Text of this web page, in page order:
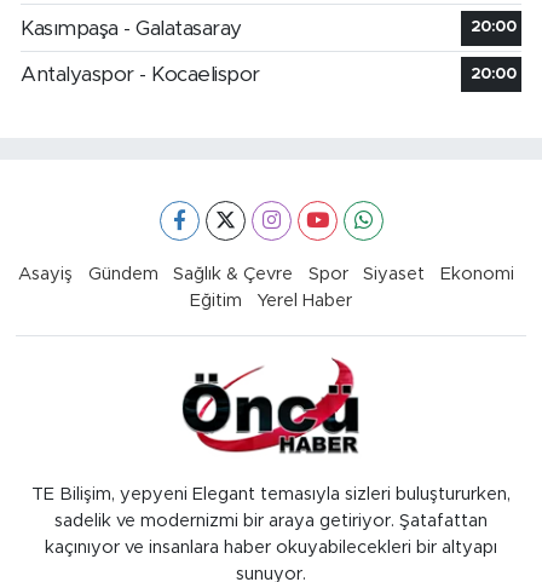
Kasımpaşa - Galatasaray 20:00
Antalyaspor - Kocaelispor 20:00
Asayiş Gündem Sağlık & Çevre Spor Siyaset
Ekonomi
Eğitim
Yerel Haber
TE Bilişim, yepyeni Elegant temasıyla sizleri buluştururken,
sadelik ve modernizmi bir araya getiriyor. Şatafattan
kaçınıyor ve insanlara haber okuyabilecekleri bir altyapı
sunuyor.